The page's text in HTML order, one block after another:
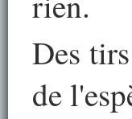
Des
de